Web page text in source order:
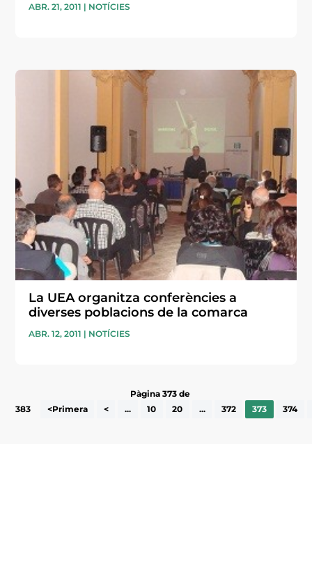
ABR. 21, 2011 | NOTÍCIES
La UEA organitza conferències a
diverses poblacions de la comarca
ABR. 12, 2011 | NOTÍCIES
Pàgina 373 de
383
<Primera < ... 10 20 ... 372 373 374